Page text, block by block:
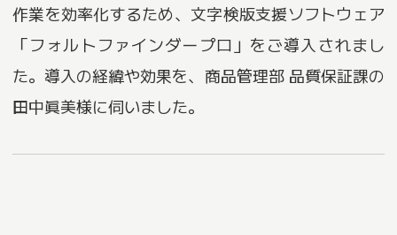
作業を効率化するため、文字検版支援ソフトウェア
「フォルトファインダープロ」をご導入されまし
た。導入の経緯や効果を、商品管理部 品質保証課の
田中眞美様に伺いました。